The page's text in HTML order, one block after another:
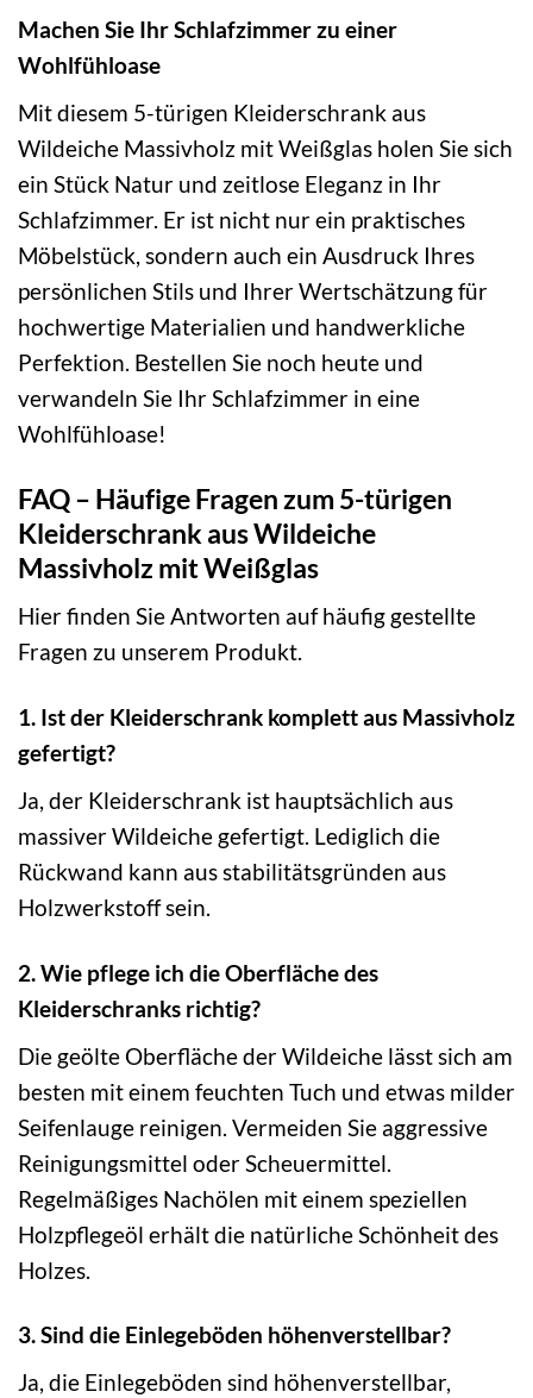
Machen Sie Ihr Schlafzimmer zu einer
Wohlfühloase
Mit diesem 5-türigen Kleiderschrank aus
Wildeiche Massivholz mit Weißglas holen Sie sich
ein Stück Natur und zeitlose Eleganz in Ihr
Schlafzimmer. Er ist nicht nur ein praktisches
Möbelstück, sondern auch ein Ausdruck Ihres
persönlichen Stils und Ihrer Wertschätzung für
hochwertige Materialien und handwerkliche
Perfektion. Bestellen Sie noch heute und
verwandeln Sie Ihr Schlafzimmer in eine
Wohlfühloase!
FAQ – Häufige Fragen zum 5-türigen
Kleiderschrank aus Wildeiche
Massivholz mit Weißglas
Hier finden Sie Antworten auf häufig gestellte
Fragen zu unserem Produkt.
1. Ist der Kleiderschrank komplett aus Massivholz
gefertigt?
Ja, der Kleiderschrank ist hauptsächlich aus
massiver Wildeiche gefertigt. Lediglich die
Rückwand kann aus stabilitätsgründen aus
Holzwerkstoff sein.
2. Wie pflege ich die Oberfläche des
Kleiderschranks richtig?
Die geölte Oberfläche der Wildeiche lässt sich am
besten mit einem feuchten Tuch und etwas milder
Seifenlauge reinigen. Vermeiden Sie aggressive
Reinigungsmittel oder Scheuermittel.
Regelmäßiges Nachölen mit einem speziellen
Holzpflegeöl erhält die natürliche Schönheit des
Holzes.
3. Sind die Einlegeböden höhenverstellbar?
Ja, die Einlegeböden sind höhenverstellbar,